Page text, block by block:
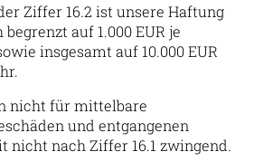
Ziffer 16.2 ist unsere Haftung
auf 1.000 EUR je
insgesamt auf 10.000 EUR
nicht für mittelbare
und entgangenen
nicht nach Ziffer 16.1 zwingend.